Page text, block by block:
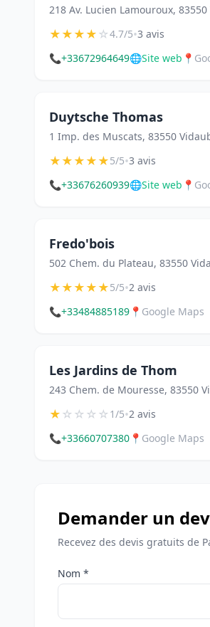
218 Av. Lucien Lamouroux,
★★★★☆4.7/5•3 avis
📞+33672964649🌐Site web 📍
Duytsche Thomas
1 Imp. des Muscats, 83550
★★★★★5/5•3 avis
📞+33676260939🌐Site web 📍
Fredo'bois
502 Chem. du Plateau, 83550
★★★★★5/5•2 avis
📞+33484885189 📍 Google Maps
Les Jardins de Thom
243 Chem. de Mouresse, 83550
★☆☆☆☆1/5•2 avis
📞+33660707380 📍 Google Maps
Demander un
Recevez des devis gratuits de
Nom *